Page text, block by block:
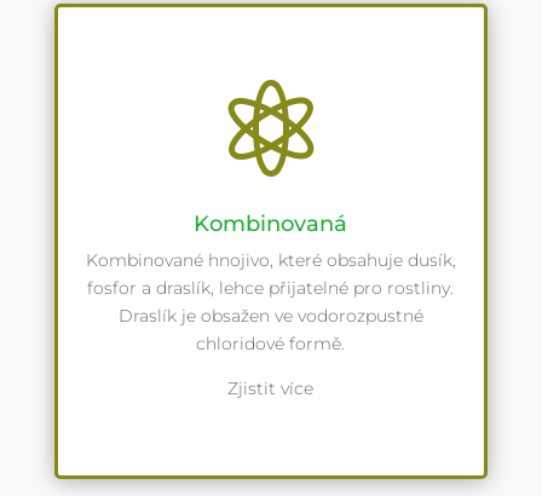

Kombinovaná
Kombinované hnojivo, které obsahuje dusík,
fosfor a draslík, lehce přijatelné pro rostliny.
Draslík je obsažen ve vodorozpustné
chloridové formě.
Zjistit více